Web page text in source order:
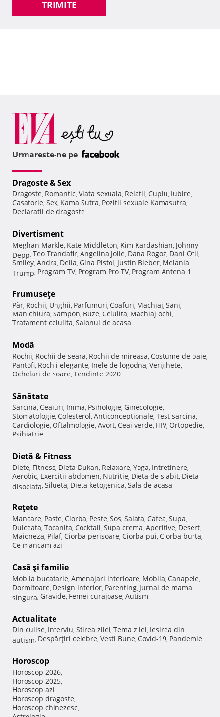
TRIMITE
Urmareste-ne pe
Dragoste & Sex
Dragoste, Romantic, Viata sexuala, Relatii, Cuplu, Iubire,
Casatorie, Sex, Kama Sutra, Pozitii sexuale Kamasutra,
Declaratii de dragoste
Divertisment
Meghan Markle, Kate Middleton, Kim Kardashian, Johnny
Depp, Teo Trandafir, Angelina Jolie, Dana Rogoz, Dani Otil,
Smiley, Andra, Delia, Gina Pistol, Justin Bieber, Melania
Trump, Program TV, Program Pro TV, Program Antena 1
Frumuseţe
Păr, Rochii, Unghii, Parfumuri, Coafuri, Machiaj, Sani,
Manichiura, Sampon, Buze, Celulita, Machiaj ochi,
Tratament celulita, Salonul de acasa
Modă
Rochii, Rochii de seara, Rochii de mireasa, Costume de baie,
Pantofi, Rochii elegante, Inele de logodna, Verighete,
Ochelari de soare, Tendinte 2020
Sănătate
Sarcina, Ceaiuri, Inima, Psihologie, Ginecologie,
Stomatologie, Colesterol, Anticonceptionale, Test sarcina,
Cardiologie, Oftalmologie, Avort, Ceai verde, HIV, Ortopedie,
Psihiatrie
Dietă & Fitness
Diete, Fitness, Dieta Dukan, Relaxare, Yoga, Intretinere,
Aerobic, Exercitii abdomen, Nutritie, Dieta de slabit, Dieta
disociata, Silueta, Dieta ketogenica, Sala de acasa
Reţete
Mancare, Paste, Ciorba, Peste, Sos, Salata, Cafea, Supa,
Dulceata, Tocanita, Cocktail, Supa crema, Aperitive, Desert,
Maioneza, Pilaf, Ciorba perisoare, Ciorba pui, Ciorba burta,
Ce mancam azi
Casă şi familie
Mobila bucatarie, Amenajari interioare, Mobila, Canapele,
Dormitoare, Design interior, Parenting, Jurnal de mama
singura, Gravide, Femei curajoase, Autism
Actualitate
Din culise, Interviu, Stirea zilei, Tema zilei, Iesirea din
autism, Despărţiri celebre, Vesti Bune, Covid-19, Pandemie
Horoscop
Horoscop 2026,
Horoscop 2025,
Horoscop azi,
Horoscop dragoste,
Horoscop chinezesc,